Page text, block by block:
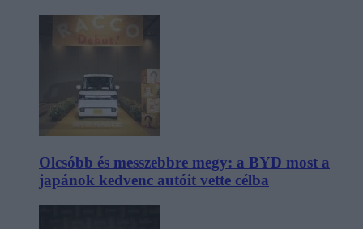
Olcsóbb és messzebbre megy: a BYD most a
japánok kedvenc autóit vette célba